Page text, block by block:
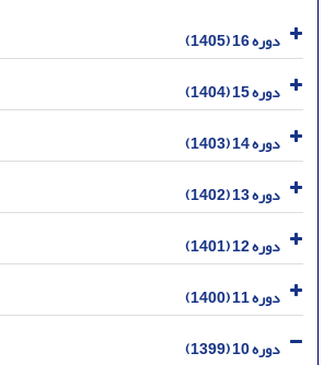
دوره 16 (1405)
دوره 15 (1404)
دوره 14 (1403)
دوره 13 (1402)
دوره 12 (1401)
دوره 11 (1400)
دوره 10 (1399)